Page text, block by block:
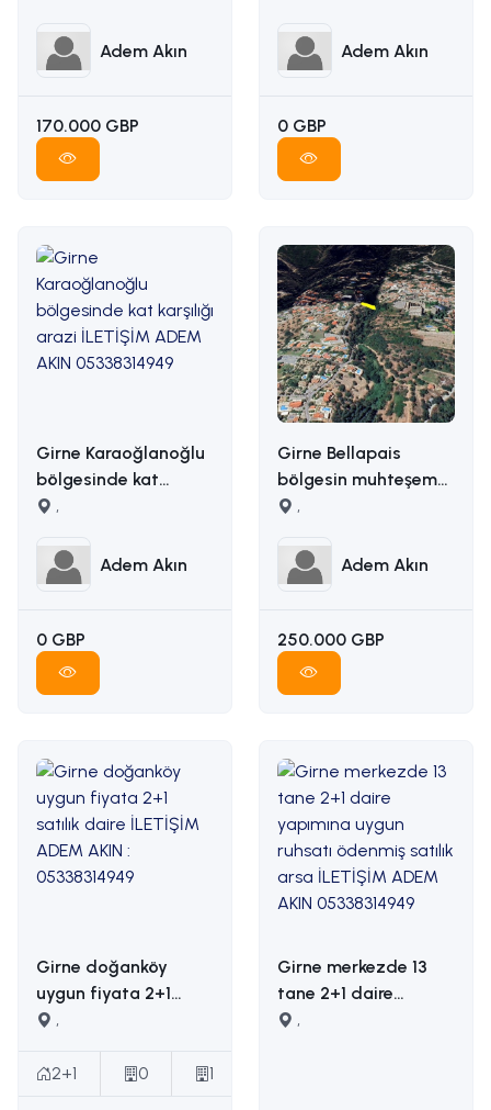
05338314949Adem Akın
170.000 GBP
05338314949Adem Akın
0 GBP
Girne Karaoğlanoğlu
bölgesinde kat
karşılığı arazi
05338314949
,
Adem Akın
0 GBP
Girne Bellapais
bölgesin muhteşem
manzaralı satılık arsa
05338314949
,
Adem Akın
250.000 GBP
Girne doğanköy
uygun fiyata 2+1
satılık daire İLETİŞİM
05338314949
,
2+1 0 1
Girne merkezde 13
tane 2+1 daire
yapımına uygun
,